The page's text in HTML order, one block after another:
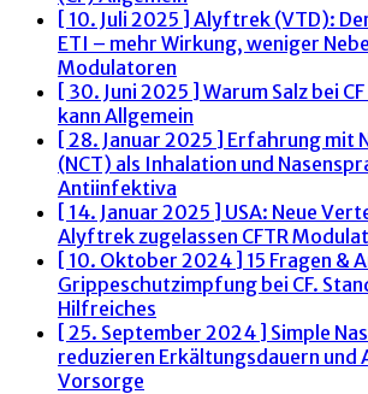
[ 10. Juli 2025 ] Alyftrek (VTD):
ETI – mehr Wirkung, weniger
Modulatoren
[ 30. Juni 2025 ] Warum Salz bei
kann Allgemein
[ 28. Januar 2025 ] Erfahrung mit
(NCT) als Inhalation und
Antiinfektiva
[ 14. Januar 2025 ] USA: Neue
Alyftrek zugelassen CFTR
[ 10. Oktober 2024 ] 15 Fragen &
Grippeschutzimpfung bei CF.
Hilfreiches
[ 25. September 2024 ] Simple
reduzieren Erkältungsdauern und
Vorsorge